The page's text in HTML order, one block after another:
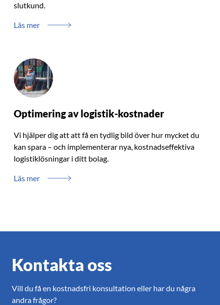
slutkund.
Läs mer
Optimering av logistik-kostnader
Vi hjälper dig att att få en tydlig bild över hur mycket du
kan spara – och implementerar nya, kostnadseffektiva
logistiklösningar i ditt bolag.
Läs mer
Kontakta oss
Vill du få en kostnadsfri konsultation eller har du några
andra frågor?